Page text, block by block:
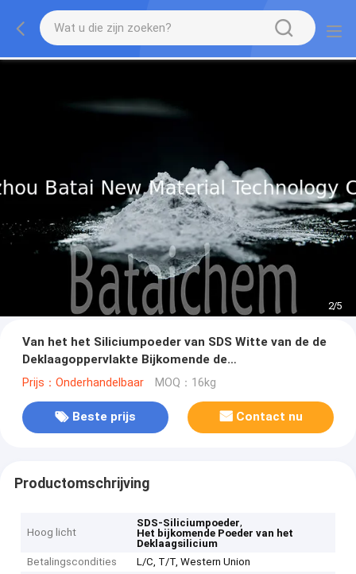
2/5
Van het het Siliciumpoeder van SDS Witte van de de
Deklaagoppervlakte Bijkomende de
Bepalingeningrediënten
Prijs：Onderhandelbaar MOQ：16kg
Beste prijs Contact nu
Productomschrijving
Hoog licht
SDS-Siliciumpoeder,
Het bijkomende Poeder van het
Deklaagsilicium
Betalingscondities
L/C, T/T, Western Union